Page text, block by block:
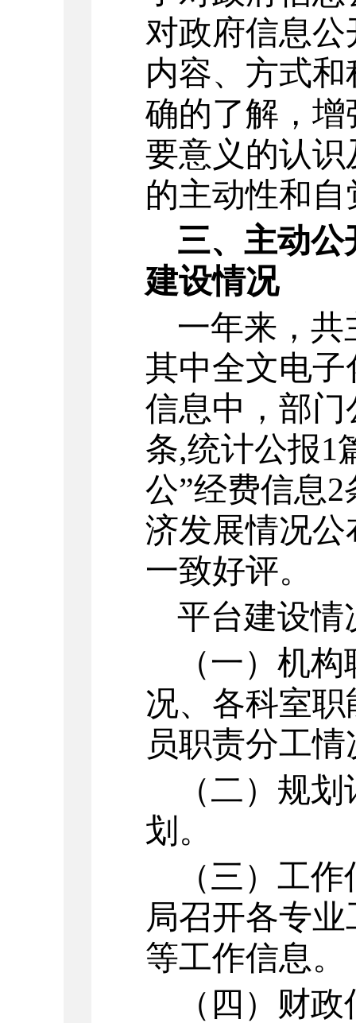
对政府信息
内容、方式
确的了解，
要意义的认
的主动性和自
三、主动公
建设情况
一年来， 共
其中全文电子
信息中，部门
条,统计公报1
公”经费信息2
济发展情况
一致好评。
平台建设情
（一）机
况、各科室
员职责分工情
（二）规
划。
（三）工
局召开各专
等工作信息。
（四）财